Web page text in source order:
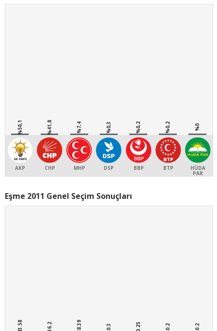
%50,1
AKP
%41,8
CHP
%7,4
MHP
%0,3
DSP
%0,2
BBP
%0,2
BTP
%0
HÜDA
PAR
Eşme 2011 Genel Seçim Sonuçları